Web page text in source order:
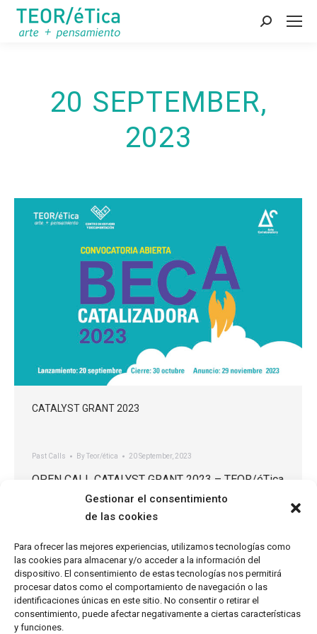
Gestionar el consentimiento
de las cookies
Para ofrecer las mejores experiencias, utilizamos tecnologías como
las cookies para almacenar y/o acceder a la información del
dispositivo. El consentimiento de estas tecnologías nos permitirá
procesar datos como el comportamiento de navegación o las
identificaciones únicas en este sitio. No consentir o retirar el
consentimiento, puede afectar negativamente a ciertas características
y funciones.
Search:
20 SEPTEMBER,
2023
CATALYST GRANT 2023
Past Calls ByTeor/ética 20 September, 2023
OPEN CALL CATALYST GRANT 2023 – TEOR/éTica
Supported by Arts Collaboratory Important dates
Start of reception period: September 20th, 2023
announcement of results: December, 2023 Online
public event with grantees: Date to be determined,
2024 Since 2014, the Catalyst Grant has been an
important part of TEOR/éTica’s…